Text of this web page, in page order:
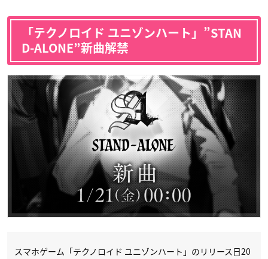
「テクノロイド ユニゾンハート」”STAN
D-ALONE”新曲解禁
スマホゲーム「テクノロイド ユニゾンハート」のリリース日20